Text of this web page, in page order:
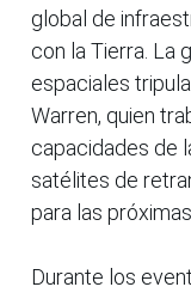
global de
con la Tierra. La
espaciales
Warren, quien
capacidades de
satélites de
para las
Durante los